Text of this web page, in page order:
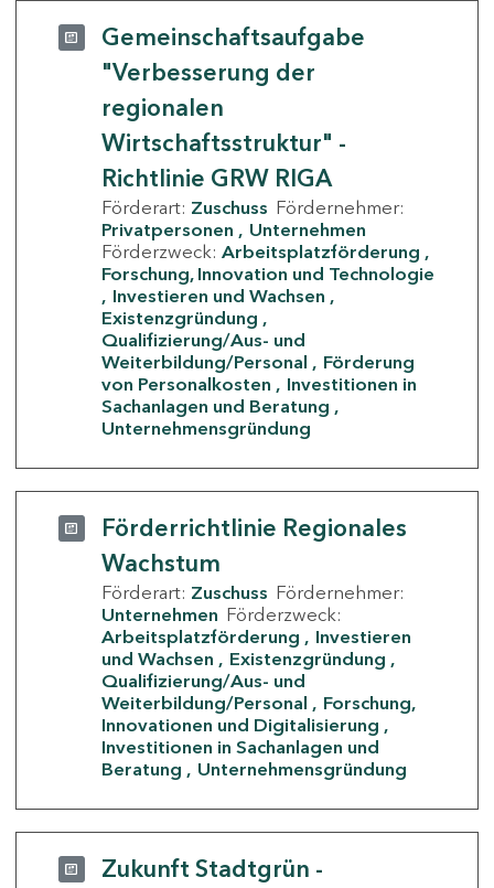
Gemeinschaftsaufgabe
"Verbesserung der
regionalen
Wirtschaftsstruktur" -
Richtlinie GRW RIGA
Förderart: Zuschuss Fördernehmer:
Privatpersonen
Unternehmen
Förderzweck: Arbeitsplatzförderung
Forschung, Innovation und Technologie
Investieren und Wachsen
Existenzgründung
Qualifizierung/Aus- und
Weiterbildung/Personal
Förderung
von Personalkosten
Investitionen in
Sachanlagen und Beratung
Unternehmensgründung
Förderrichtlinie Regionales
Wachstum
Förderart: Zuschuss Fördernehmer:
Unternehmen Förderzweck:
Arbeitsplatzförderung
Investieren
und Wachsen
Existenzgründung
Qualifizierung/Aus- und
Weiterbildung/Personal
Forschung,
Innovationen und Digitalisierung
Investitionen in Sachanlagen und
Beratung
Unternehmensgründung
Zukunft Stadtgrün -